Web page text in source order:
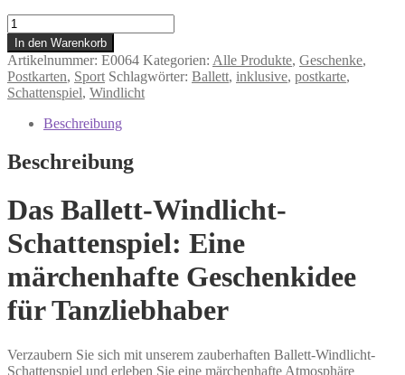
Ballett
-
Schattenspiel
mit
Postkarte
Menge
In den Warenkorb
Artikelnummer: E0064 Kategorien: Alle Produkte, Geschenke,
Postkarten, Sport Schlagwörter: Ballett, inklusive, postkarte,
Schattenspiel, Windlicht
Beschreibung
Beschreibung
Das Ballett-Windlicht-
Schattenspiel: Eine
märchenhafte Geschenkidee
für Tanzliebhaber
Verzaubern Sie sich mit unserem zauberhaften Ballett-Windlicht-
Schattenspiel und erleben Sie eine märchenhafte Atmosphäre